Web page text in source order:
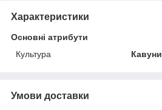
Характеристики
Основні атрибути
Культура
Кавуни
Умови доставки